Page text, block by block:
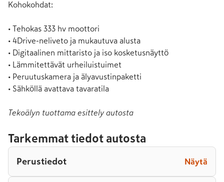
Kohokohdat:
• Tehokas 333 hv moottori
• 4Drive-neliveto ja mukautuva alusta
• Digitaalinen mittaristo ja iso kosketusnäyttö
• Lämmitettävät urheiluistuimet
• Peruutuskamera ja älyavustinpaketti
• Sähköllä avattava tavaratila
Tekoälyn tuottama esittely autosta
Tarkemmat tiedot autosta
Perustiedot Näytä